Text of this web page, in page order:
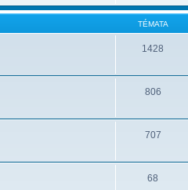
TÉMATA
1428
806
707
68